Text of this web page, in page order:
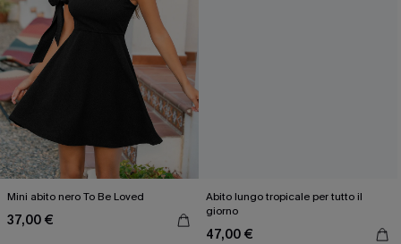
Mini abito nero To Be Loved
37,00 €
Abito lungo tropicale per tutto il
giorno
47,00 €